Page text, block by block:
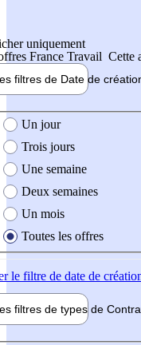
uniquement
France Travail Cette
filtres de Date de
création de l'offre
Un jour
Trois jours
Une semaine
Deux semaines
Un mois
Toutes les offres
le filtre de date de
filtres de types de